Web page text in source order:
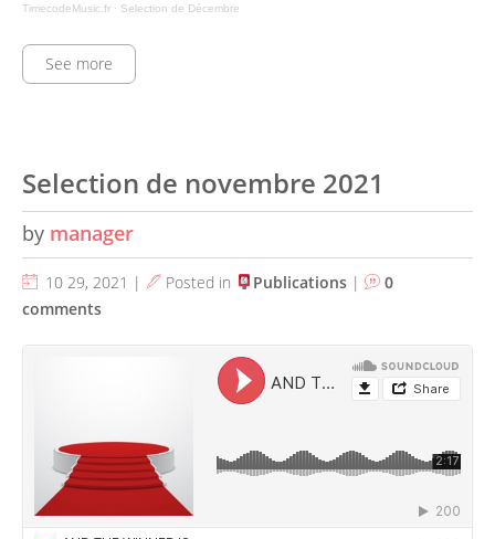
TimecodeMusic.fr · Selection de Décembre
See more
Selection de novembre 2021
by manager
10 29, 2021 | Posted in Publications|
0
comments